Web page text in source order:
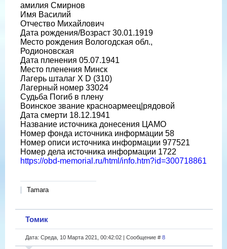
амилия Смирнов
Имя Василий
Отчество Михайлович
Дата рождения/Возраст 30.01.1919
Место рождения Вологодская обл.,
Родионовская
Дата пленения 05.07.1941
Место пленения Минск
Лагерь шталаг X D (310)
Лагерный номер 33024
Судьба Погиб в плену
Воинское звание красноармеец|рядовой
Дата смерти 18.12.1941
Название источника донесения ЦАМО
Номер фонда источника информации 58
Номер описи источника информации 977521
Номер дела источника информации 1722
https://obd-memorial.ru/html/info.htm?id=300718861
Tamara
Томик
Дата: Среда, 10 Марта 2021, 00:42:02 | Сообщение # 8